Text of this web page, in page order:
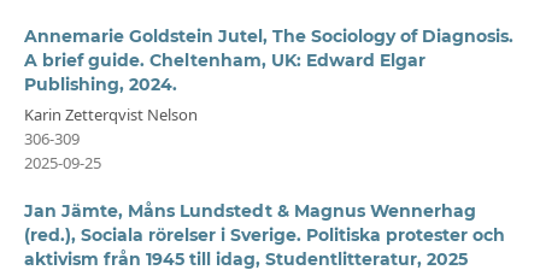
Annemarie Goldstein Jutel, The Sociology of Diagnosis.
A brief guide. Cheltenham, UK: Edward Elgar
Publishing, 2024.
Karin Zetterqvist Nelson
306-309
2025-09-25
Jan Jämte, Måns Lundstedt & Magnus Wennerhag
(red.), Sociala rörelser i Sverige. Politiska protester och
aktivism från 1945 till idag, Studentlitteratur, 2025